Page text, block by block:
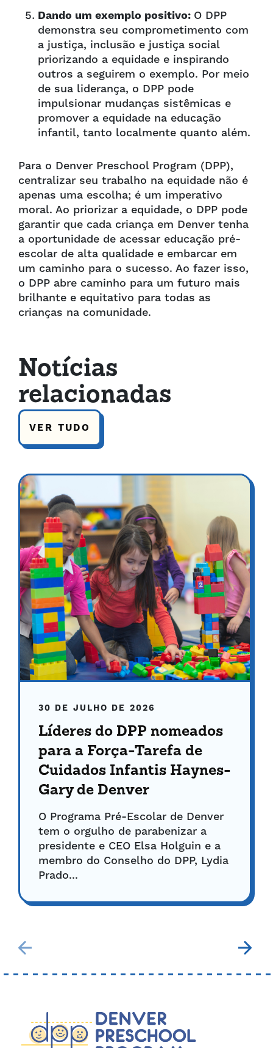
Dando um exemplo positivo: O DPP
demonstra seu comprometimento com
a justiça, inclusão e justiça social
priorizando a equidade e inspirando
outros a seguirem o exemplo. Por meio
de sua liderança, o DPP pode
impulsionar mudanças sistêmicas e
promover a equidade na educação
infantil, tanto localmente quanto além.
Para o Denver Preschool Program (DPP),
centralizar seu trabalho na equidade não é
apenas uma escolha; é um imperativo
moral. Ao priorizar a equidade, o DPP pode
garantir que cada criança em Denver tenha
a oportunidade de acessar educação pré-
escolar de alta qualidade e embarcar em
um caminho para o sucesso. Ao fazer isso,
o DPP abre caminho para um futuro mais
brilhante e equitativo para todas as
crianças na comunidade.
Notícias
relacionadas
VER TUDO
30 DE JULHO DE 2026
Líderes do DPP nomeados
para a Força-Tarefa de
Cuidados Infantis Haynes-
Gary de Denver
O Programa Pré-Escolar de Denver
tem o orgulho de parabenizar a
presidente e CEO Elsa Holguin e a
membro do Conselho do DPP, Lydia
Prado...